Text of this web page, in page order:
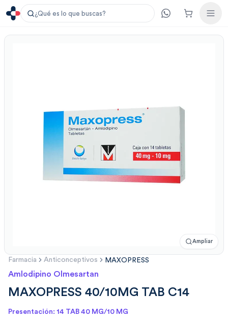
¿Qué es lo que buscas?
Ampliar
Farmacia Anticonceptivos MAXOPRESS
Amlodipino Olmesartan
MAXOPRESS 40/10MG TAB C14
Presentación: 14 TAB 40 MG/10 MG